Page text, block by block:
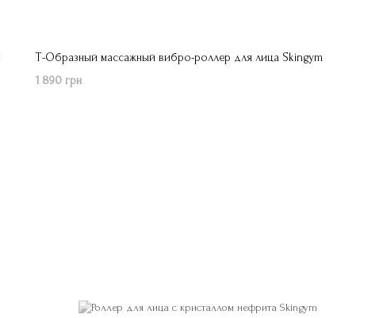
Т-Образный массажный вибро-роллер для лица Skingym
1 890 грн